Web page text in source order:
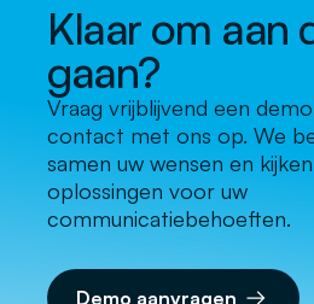
Klaar om aan
gaan?
Vraag vrijblijvend een
contact met ons op. We
samen uw wensen en
oplossingen voor uw
communicatiebehoeften.
Demo aanvragen